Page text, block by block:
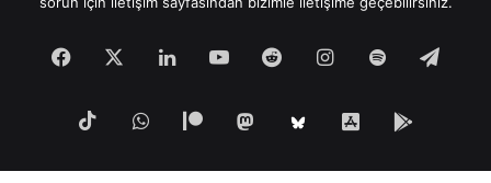
Facebook LinkedInYouTubeRedditInstagram
Spotify
TikTokWhatsApp
PatreonMastodonBluesky
iOS
Uygulamamız